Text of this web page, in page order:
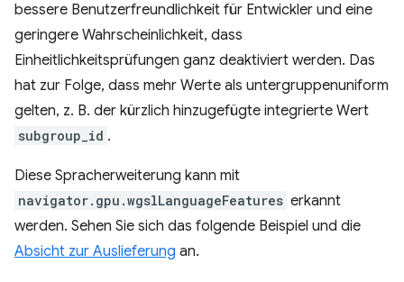
bessere Benutzerfreundlichkeit für Entwickler und eine
geringere Wahrscheinlichkeit, dass
Einheitlichkeitsprüfungen ganz deaktiviert werden. Das
hat zur Folge, dass mehr Werte als untergruppenuniform
gelten, z. B. der kürzlich hinzugefügte integrierte Wert
subgroup_id .
Diese Spracherweiterung kann mit
navigator.gpu.wgslLanguageFeatures erkannt
werden. Sehen Sie sich das folgende Beispiel und die
Absicht zur Auslieferung an.